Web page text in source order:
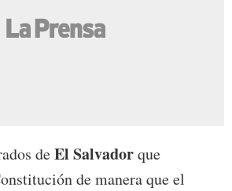
deEl Salvadorque
de manera que el